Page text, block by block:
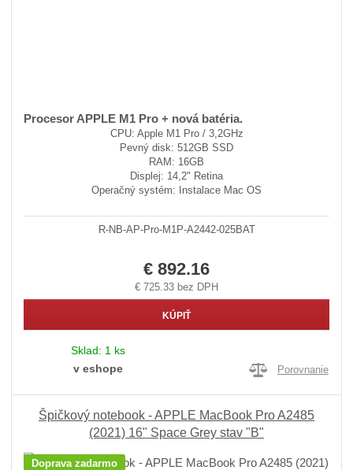
Procesor APPLE M1 Pro + nová batéria.
CPU: Apple M1 Pro / 3,2GHz
Pevný disk: 512GB SSD
RAM: 16GB
Displej: 14,2" Retina
Operačný systém: Instalace Mac OS
R-NB-AP-Pro-M1P-A2442-025BAT
€ 892.16
€ 725.33 bez DPH
KÚPIŤ
Sklad: 1 ks
v eshope
Porovnanie
Špičkový notebook - APPLE MacBook Pro A2485
(2021) 16" Space Grey stav "B"
Doprava zadarmo